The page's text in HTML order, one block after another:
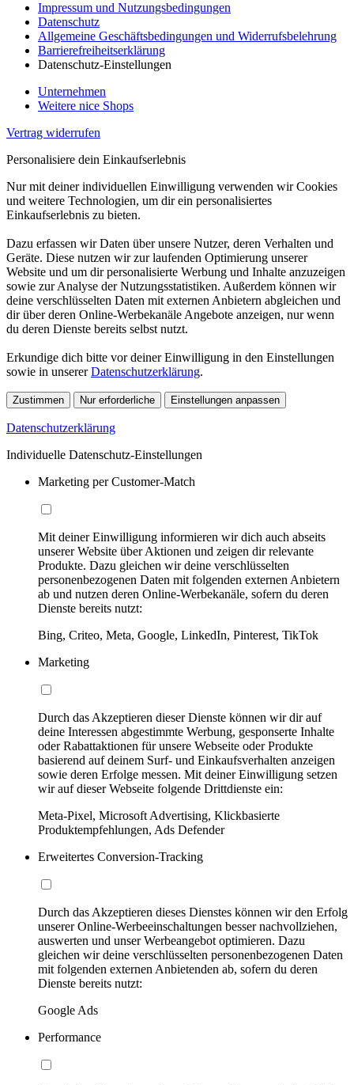
Impressum und Nutzungsbedingungen
Datenschutz
Allgemeine Geschäftsbedingungen und Widerrufsbelehrung
Barrierefreiheitserklärung
Datenschutz-Einstellungen
Unternehmen
Weitere nice Shops
Vertrag widerrufen
Personalisiere dein Einkaufserlebnis
Nur mit deiner individuellen Einwilligung verwenden wir Cookies
und weitere Technologien, um dir ein personalisiertes
Einkaufserlebnis zu bieten.
Dazu erfassen wir Daten über unsere Nutzer, deren Verhalten und
Geräte. Diese nutzen wir zur laufenden Optimierung unserer
Website und um dir personalisierte Werbung und Inhalte anzuzeigen
sowie zur Analyse der Nutzungsstatistiken. Außerdem können wir
deine verschlüsselten Daten mit externen Anbietern abgleichen und
dir über deren Online-Werbekanäle Angebote anzeigen, nur wenn
du deren Dienste bereits selbst nutzt.
Erkundige dich bitte vor deiner Einwilligung in den Einstellungen
sowie in unsererDatenschutzerklärung.
Zustimmen Nur erforderliche Einstellungen anpassen
Datenschutzerklärung
Individuelle Datenschutz-Einstellungen
Marketing per Customer-Match
Mit deiner Einwilligung informieren wir dich auch abseits
unserer Website über Aktionen und zeigen dir relevante
Produkte. Dazu gleichen wir deine verschlüsselten
personenbezogenen Daten mit folgenden externen Anbietern
ab und nutzen deren Online-Werbekanäle, sofern du deren
Dienste bereits nutzt:
Bing, Criteo, Meta, Google, LinkedIn, Pinterest, TikTok
Marketing
Durch das Akzeptieren dieser Dienste können wir dir auf
deine Interessen abgestimmte Werbung, gesponserte Inhalte
oder Rabattaktionen für unsere Webseite oder Produkte
basierend auf deinem Surf- und Einkaufsverhalten anzeigen
sowie deren Erfolge messen. Mit deiner Einwilligung setzen
wir auf dieser Webseite folgende Drittdienste ein:
Meta-Pixel, Microsoft Advertising, Klickbasierte
Produktempfehlungen, Ads Defender
Erweitertes Conversion-Tracking
Durch das Akzeptieren dieses Dienstes können wir den Erfolg
unserer Online-Werbeeinschaltungen besser nachvollziehen,
auswerten und unser Werbeangebot optimieren. Dazu
gleichen wir deine verschlüsselten personenbezogenen Daten
mit folgenden externen Anbietenden ab, sofern du deren
Dienste bereits nutzt:
Google Ads
Performance